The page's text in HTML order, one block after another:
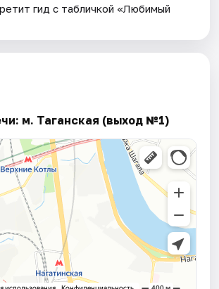
гид с табличкой «Любимый
м. Таганская (выход №1)